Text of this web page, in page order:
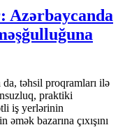
Azərbaycanda
da, təhsil proqramları ilə
praktiki
iş yerlərinin
bazarına çıxışını